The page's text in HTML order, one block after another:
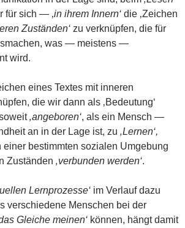
für sich — ‚in ihrem Innern‘ die ‚Zeichen
Zuständen‘ zu verknüpfen, die für
was — meistens —
wird.
eines Textes mit inneren
die wir dann als ‚Bedeutung‘
‚angeboren‘, als ein Mensch —
an in der Lage ist, zu ‚Lernen‘,
einer bestimmten sozialen Umgebung
Zuständen ‚verbunden werden‘.
Lernprozesse‘ im Verlauf dazu
verschiedene Menschen bei der
Gleiche meinen‘ können, hängt damit